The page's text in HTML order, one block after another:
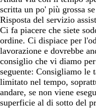
scritta un po' più grossa
Risposta del servizio
Ci fa piacere che siete
ordine. Ci dispiace per
lavorazione e dovrebbe
consiglio che vi diamo
seguente: Consigliamo le
limitato nel tempo,
andare, se non viene
superficie al di sotto del